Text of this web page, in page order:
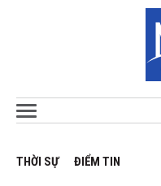
THỜI SỰ ĐIỂM TIN